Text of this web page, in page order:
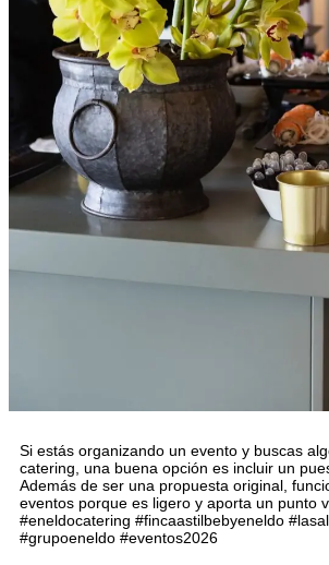
Si estás organizando un evento y buscas
catering, una buena opción es incluir un
Además de ser una propuesta original,
eventos porque es ligero y aporta un punto
#eneldocatering #fincaastilbebyeneldo
#grupoeneldo #eventos2026